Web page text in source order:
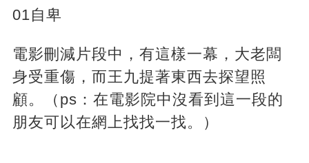
01自卑
電影刪減片段中，有這樣一幕，大老闆
身受重傷，而王九提著東西去探望照
顧。（ps：在電影院中沒看到這一段的
朋友可以在網上找找一找。）